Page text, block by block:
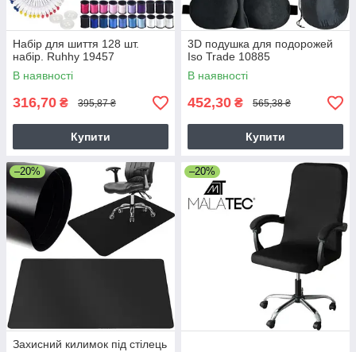
Набір для шиття 128 шт.
набір. Ruhhy 19457
В наявності
316,70 ₴ 395,87 ₴
Купити
3D подушка для подорожей
Iso Trade 10885
В наявності
452,30 ₴ 565,38 ₴
Купити
–20%
Захисний килимок під стілець
–20%